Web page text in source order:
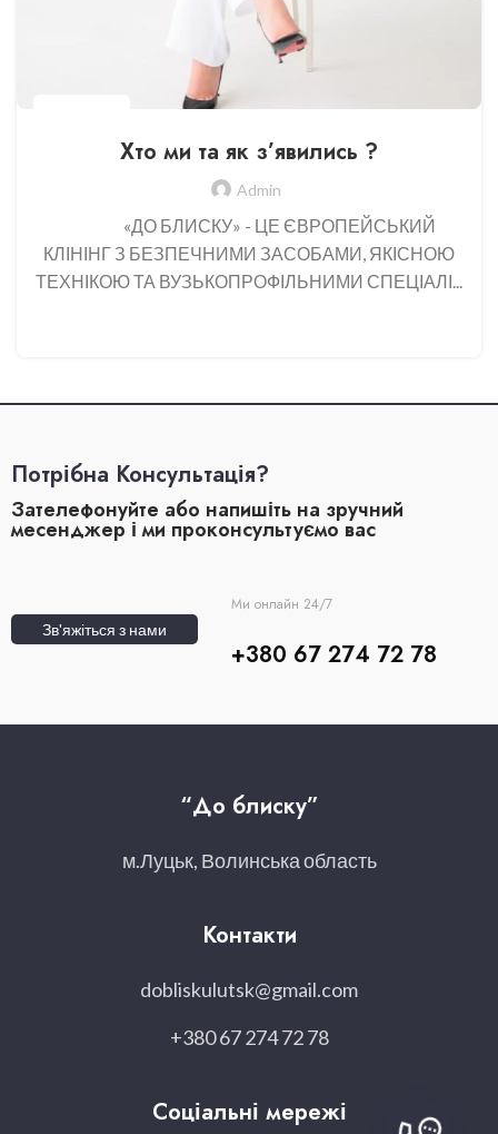
Хто ми та як з’явились ?
Admin
«ДО БЛИСКУ» - ЦЕ ЄВРОПЕЙСЬКИЙ
КЛІНІНГ З БЕЗПЕЧНИМИ ЗАСОБАМИ, ЯКІСНОЮ
ТЕХНІКОЮ ТА ВУЗЬКОПРОФІЛЬНИМИ СПЕЦІАЛІ...
Потрібна Консультація?
Зателефонуйте або напишіть на зручний
месенджер і ми проконсультуємо вас
Зв'яжіться з нами
Ми онлайн 24/7
+380 67 274 72 78
“До блиску”
м.Луцьк, Волинська область
Контакти
dobliskulutsk@gmail.com
+380 67 274 72 78
Соціальні мережі